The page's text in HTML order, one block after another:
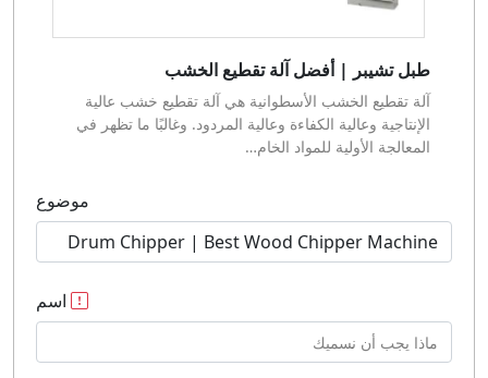
طبل تشيبر | أفضل آلة تقطيع الخشب
آلة تقطيع الخشب الأسطوانية هي آلة تقطيع خشب عالية
الإنتاجية وعالية الكفاءة وعالية المردود. وغالبًا ما تظهر في
المعالجة الأولية للمواد الخام…
موضوع
اسم